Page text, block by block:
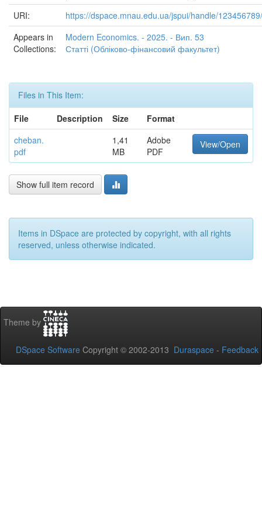
URI:
https://dspace.mnau.edu.ua/jspui/handle/
Appears in
Collections:
Modern Economics. - 2025. - Вип. 53
Статті (Обліково-фінансовий факультет)
Files in This Item:
File
Description Size
Format
cheban.
pdf
1,41
MB
Adobe
PDF
View/Open
Show full item record
Items in DSpace are protected by copyright, with all rights
reserved, unless otherwise indicated.
Theme by
DSpace Software Copyright © 2002-2013 Duraspace - Feedback